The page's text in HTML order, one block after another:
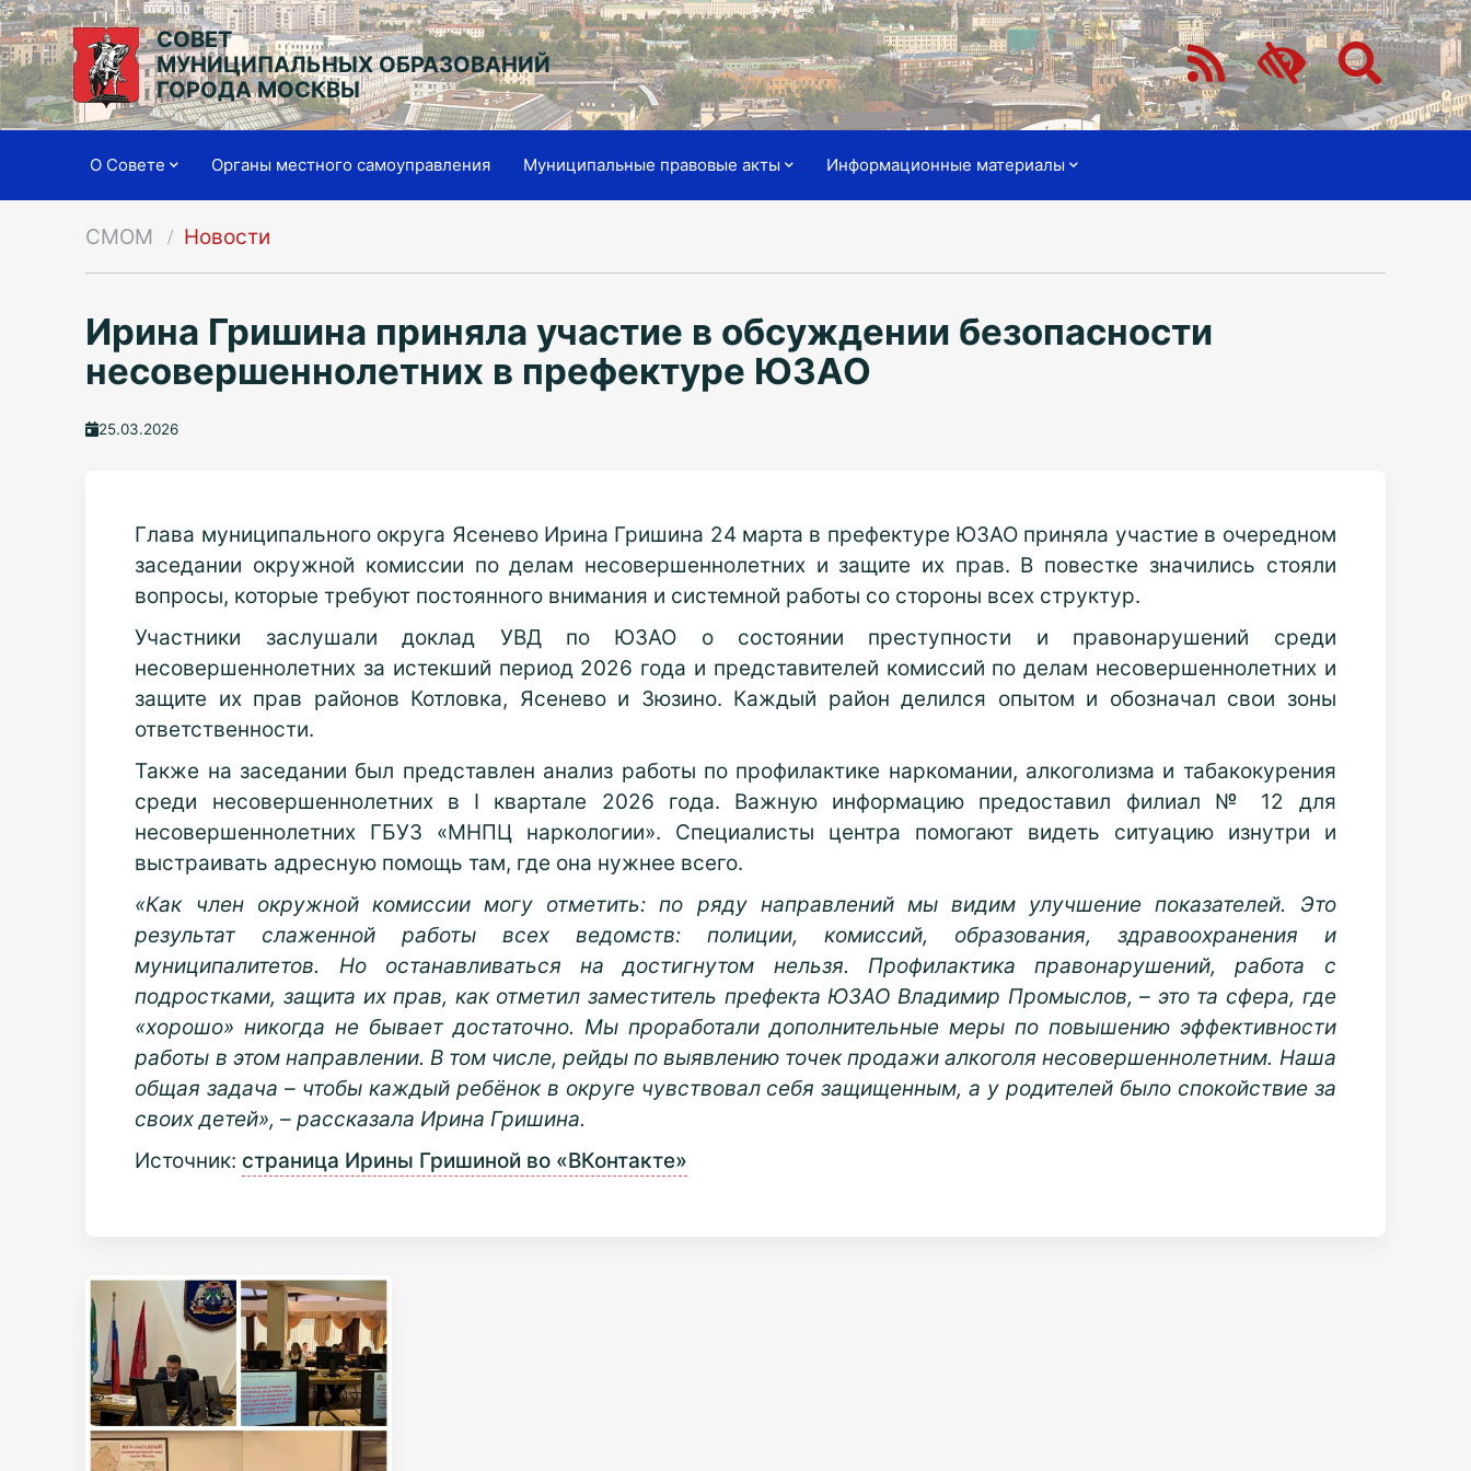
СОВЕТ
МУНИЦИПАЛЬНЫХ ОБРАЗОВАНИЙ
ГОРОДА МОСКВЫ
О Совете Органы местного самоуправления Муниципальные правовые акты Информационные материалы
СМОМ Новости
Ирина Гришина приняла участие в обсуждении безопасности
несовершеннолетних в префектуре ЮЗАО
25.03.2026
Глава муниципального округа Ясенево Ирина Гришина 24 марта в префектуре ЮЗАО приняла участие в очередном
заседании окружной комиссии по делам несовершеннолетних и защите их прав. В повестке значились стояли
вопросы, которые требуют постоянного внимания и системной работы со стороны всех структур.
Участники заслушали доклад УВД по ЮЗАО о состоянии преступности и правонарушений среди
несовершеннолетних за истекший период 2026 года и представителей комиссий по делам несовершеннолетних и
защите их прав районов Котловка, Ясенево и Зюзино. Каждый район делился опытом и обозначал свои зоны
ответственности.
Также на заседании был представлен анализ работы по профилактике наркомании, алкоголизма и табакокурения
среди несовершеннолетних в I квартале 2026 года. Важную информацию предоставил филиал № 12 для
несовершеннолетних ГБУЗ «МНПЦ наркологии». Специалисты центра помогают видеть ситуацию изнутри и
выстраивать адресную помощь там, где она нужнее всего.
«Как член окружной комиссии могу отметить: по ряду направлений мы видим улучшение показателей. Это
результат слаженной работы всех ведомств: полиции, комиссий, образования, здравоохранения и
муниципалитетов. Но останавливаться на достигнутом нельзя. Профилактика правонарушений, работа с
подростками, защита их прав, как отметил заместитель префекта ЮЗАО Владимир Промыслов, – это та сфера, где
«хорошо» никогда не бывает достаточно. Мы проработали дополнительные меры по повышению эффективности
работы в этом направлении. В том числе, рейды по выявлению точек продажи алкоголя несовершеннолетним. Наша
общая задача – чтобы каждый ребёнок в округе чувствовал себя защищенным, а у родителей было спокойствие за
своих детей», – рассказала Ирина Гришина.
Источник: страница Ирины Гришиной во «ВКонтакте»